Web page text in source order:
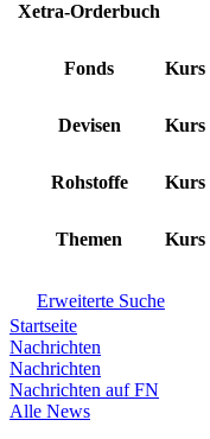
Xetra-Orderbuch
Fonds Kurs
Devisen Kurs
Rohstoffe Kurs
Themen Kurs
Erweiterte Suche
Startseite
Nachrichten
Nachrichten
Nachrichten auf FN
Alle News